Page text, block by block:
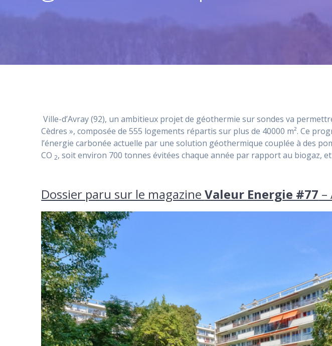
Ville-d’Avray (92), un ambitieux projet de géothermie sur sondes va
Cèdres », composée de 555 logements répartis sur plus de 40000 m². Ce
l’énergie carbonée actuelle par une solution géothermique couplée à des
CO 2, soit environ 700 tonnes évitées chaque année par rapport au biogaz,
Dossier paru sur le magazineValeur Energie #77 –